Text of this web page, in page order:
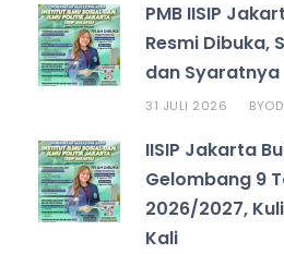
PMB IISIP
Resmi Dibuka,
dan Syaratnya
31 JULI 2026 BY
IISIP Jakarta
Gelombang 9
2026/2027,
Kali